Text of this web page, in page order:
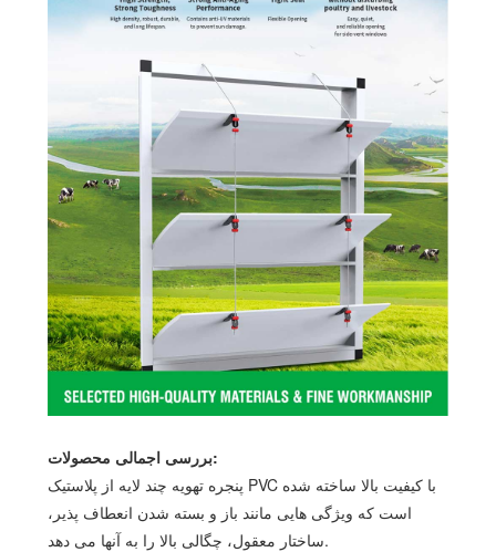
بررسی اجمالی محصولات:
پنجره تهویه چند لایه از پلاستیک PVC با کیفیت بالا ساخته شده
است که ویژگی هایی مانند باز و بسته شدن انعطاف پذیر،
ساختار معقول، چگالی بالا را به آنها می دهد.